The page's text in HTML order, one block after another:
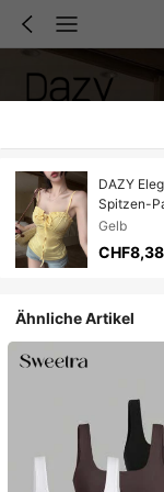
DAZY
Spitzen-
Damen
Gelb
CHF8,38
Ähnliche Artikel